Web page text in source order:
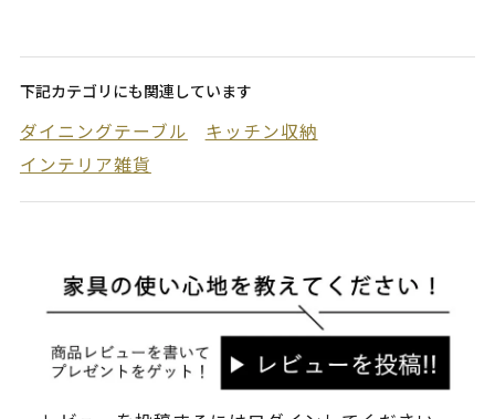
下記カテゴリにも関連しています
ダイニングテーブル
キッチン収納
インテリア雑貨